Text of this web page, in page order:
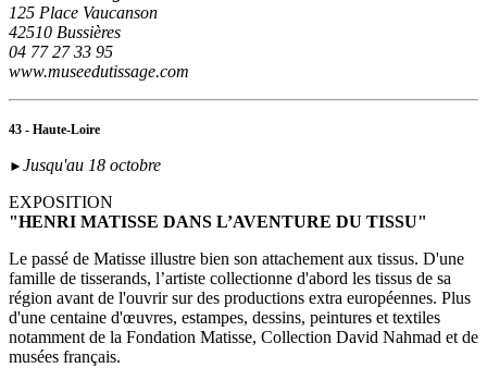
125 Place Vaucanson
42510 Bussières
04 77 27 33 95
www.museedutissage.com
43 - Haute-Loire
► Jusqu'au 18 octobre
EXPOSITION
"HENRI MATISSE DANS L’AVENTURE DU TISSU"
Le passé de Matisse illustre bien son attachement aux tissus. D'une
famille de tisserands, l’artiste collectionne d'abord les tissus de sa
région avant de l'ouvrir sur des productions extra européennes. Plus
d'une centaine d'œuvres, estampes, dessins, peintures et textiles
notamment de la Fondation Matisse, Collection David Nahmad et de
musées français.